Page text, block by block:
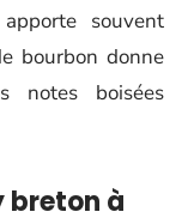
souvent
bourbon donne
notes boisées
breton à